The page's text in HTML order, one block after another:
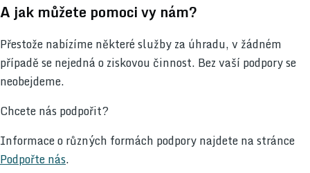
A jak můžete pomoci vy nám?
Přestože nabízíme některé služby za úhradu, v žádném
případě se nejedná o ziskovou činnost. Bez vaší podpory se
neobejdeme.
Chcete nás podpořit?
Informace o různých formách podpory najdete na stránce
Podpořte nás.